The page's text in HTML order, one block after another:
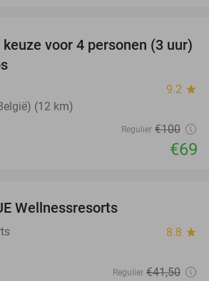
31%
voor 4 personen (3 uur)
9.2 star
(12 km)
Regulier €100
€69
Wellnessresorts
8.8 star
Regulier €41,50